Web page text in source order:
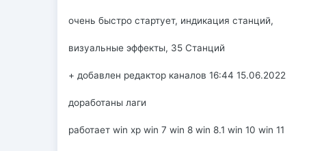
очень быстро стартует, индикация станций,
визуальные эффекты, 35 Станций
+ добавлен редактор каналов 16:44 15.06.2022
доработаны лаги
работает win xp win 7 win 8 win 8.1 win 10 win 11